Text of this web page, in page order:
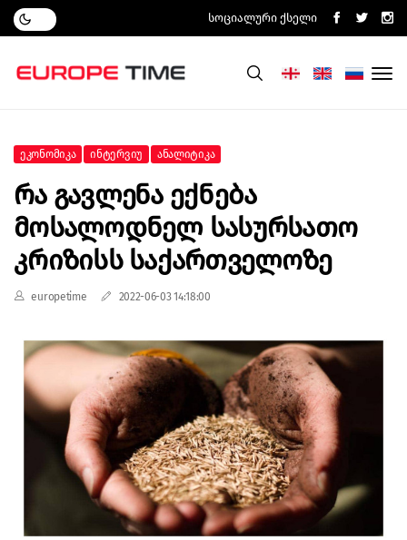
Სოციალური Ქსელი
Ეკონომიკა Ინტერვიუ Ანალიტიკა
Რა Გავლენა Ექნება
Მოსალოდნელ Სასურსათო
Კრიზისს Საქართველოზე
europetime 2022-06-03 14:18:00